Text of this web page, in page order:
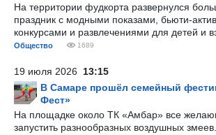
На территории фудкорта развернулся
праздник с модными показами, бьюти-
конкурсами и развлечениями для детей и
Общество 1689
19 июля 2026 13:15
В Самаре прошёл семейный
Фест»
На площадке около ТК «Амбар» все
запустить разнообразных воздушных змеев.